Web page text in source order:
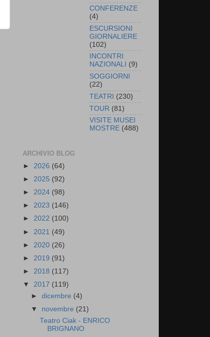
CONFERENZE
(4)
ESCURSIONI
GIORNALIERE
(102)
INCONTRI
NAZIONALI (9)
SOGGIORNI
(22)
TEATRI
(230)
TOUR (81)
VISITE MUSEI
MOSTRE (488)
ARCHIVIO BLOG
► 2026 (64)
► 2025 (92)
► 2024 (98)
► 2023 (146)
► 2022 (100)
► 2021 (49)
► 2020 (26)
► 2019 (91)
► 2018 (117)
▼ 2017 (119)
►dicembre (4)
▼ novembre (21)
Teatro Ciak - ENRICO
BRIGNANO